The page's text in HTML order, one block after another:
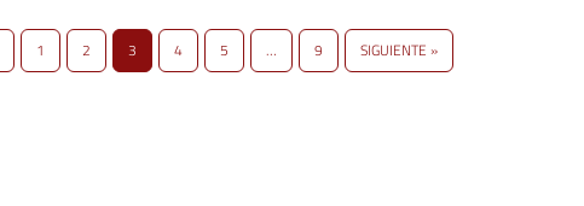
1 2 3 4 5 … 9 SIGUIENTE »